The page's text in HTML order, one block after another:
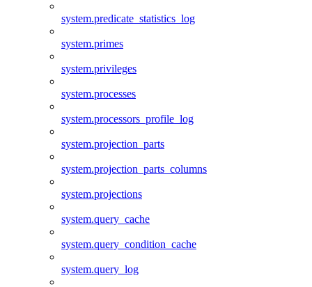
system.predicate_statistics_log
system.primes
system.privileges
system.processes
system.processors_profile_log
system.projection_parts
system.projection_parts_columns
system.projections
system.query_cache
system.query_condition_cache
system.query_log